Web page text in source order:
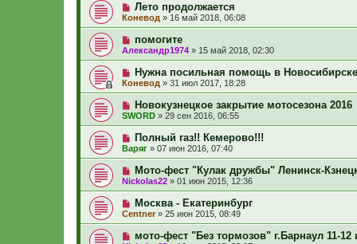
Лето продолжается
Коневод » 16 май 2018, 06:08
помогите
Александр1974 » 15 май 2018, 02:30
Нужна посильная помощь в Новосибирске
Коневод » 31 июл 2017, 18:28
Новокузнецкое закрытие мотосезона 2016
SWORD » 29 сен 2016, 06:55
Полный газ!! Кемерово!!!
Варяг » 07 июн 2016, 07:40
Мото-фест "Кулак дружбы" Ленинск-
Nickolas22 » 01 июн 2015, 12:36
Москва - Екатеринбург
Centner» 25 июн 2015, 08:49
мото-фест "Без тормозов" г.Барнаул 11-